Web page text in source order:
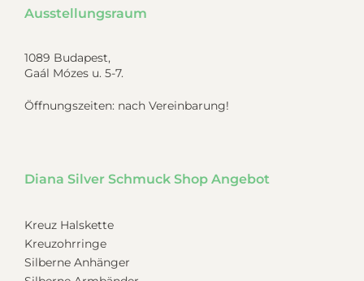
Ausstellungsraum
1089 Budapest,
Gaál Mózes u. 5-7.
Öffnungszeiten: nach Vereinbarung!
Diana Silver Schmuck Shop Angebot
Kreuz Halskette
Kreuzohrringe
Silberne Anhänger